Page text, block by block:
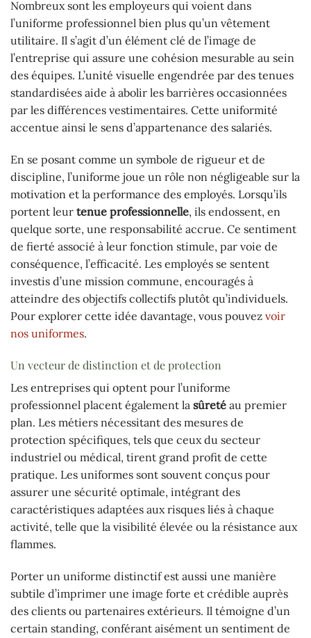
Nombreux sont les employeurs qui voient dans
l’uniforme professionnel bien plus qu’un vêtement
utilitaire. Il s’agit d’un élément clé de l’image de
l’entreprise qui assure une cohésion mesurable au sein
des équipes. L’unité visuelle engendrée par des tenues
standardisées aide à abolir les barrières occasionnées
par les différences vestimentaires. Cette uniformité
accentue ainsi le sens d’appartenance des salariés.
En se posant comme un symbole de rigueur et de
discipline, l’uniforme joue un rôle non négligeable sur la
motivation et la performance des employés. Lorsqu’ils
portent leur tenue professionnelle, ils endossent, en
quelque sorte, une responsabilité accrue. Ce sentiment
de fierté associé à leur fonction stimule, par voie de
conséquence, l’efficacité. Les employés se sentent
investis d’une mission commune, encouragés à
atteindre des objectifs collectifs plutôt qu’individuels.
Pour explorer cette idée davantage, vous pouvez voir
nos uniformes.
Un vecteur de distinction et de protection
Les entreprises qui optent pour l’uniforme
professionnel placent également la sûreté au premier
plan. Les métiers nécessitant des mesures de
protection spécifiques, tels que ceux du secteur
industriel ou médical, tirent grand profit de cette
pratique. Les uniformes sont souvent conçus pour
assurer une sécurité optimale, intégrant des
caractéristiques adaptées aux risques liés à chaque
activité, telle que la visibilité élevée ou la résistance aux
flammes.
Porter un uniforme distinctif est aussi une manière
subtile d’imprimer une image forte et crédible auprès
des clients ou partenaires extérieurs. Il témoigne d’un
certain standing, conférant aisément un sentiment de